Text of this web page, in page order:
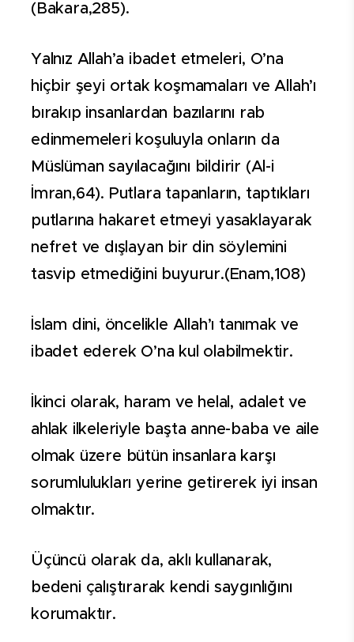
(Bakara,285).
Yalnız Allah’a ibadet etmeleri, O’na
hiçbir şeyi ortak koşmamaları ve Allah’ı
bırakıp insanlardan bazılarını rab
edinmemeleri koşuluyla onların da
Müslüman sayılacağını bildirir (Al-i
İmran,64). Putlara tapanların, taptıkları
putlarına hakaret etmeyi yasaklayarak
nefret ve dışlayan bir din söylemini
tasvip etmediğini buyurur.(Enam,108)
İslam dini, öncelikle Allah’ı tanımak ve
ibadet ederek O’na kul olabilmektir.
İkinci olarak, haram ve helal, adalet ve
ahlak ilkeleriyle başta anne-baba ve aile
olmak üzere bütün insanlara karşı
sorumlulukları yerine getirerek iyi insan
olmaktır.
Üçüncü olarak da, aklı kullanarak,
bedeni çalıştırarak kendi saygınlığını
korumaktır.